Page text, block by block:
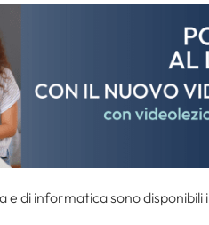
e di informatica sono disponibili i